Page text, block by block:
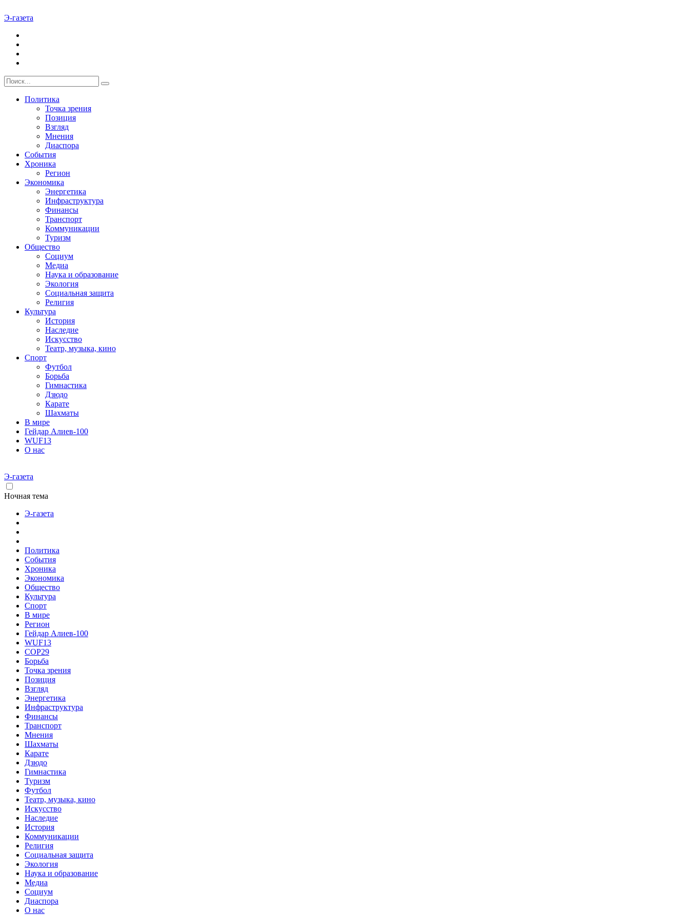
Э-газета
Политика
Точка зрения
Позиция
Взгляд
Мнения
Диаспора
События
Хроника
Регион
Экономика
Энергетика
Инфраструктура
Финансы
Транспорт
Коммуникации
Туризм
Общество
Социум
Медиа
Наука и образование
Экология
Социальная защита
Религия
Культура
История
Наследие
Искусство
Театр, музыка, кино
Спорт
Футбол
Борьба
Гимнастика
Дзюдо
Карате
Шахматы
В мире
Гейдар Алиев-100
WUF13
О нас
Э-газета
Ночная тема
Э-газета
Политика
События
Хроника
Экономика
Общество
Культура
Спорт
В мире
Регион
Гейдар Алиев-100
WUF13
COP29
Борьба
Точка зрения
Позиция
Взгляд
Энергетика
Инфраструктура
Финансы
Транспорт
Мнения
Шахматы
Карате
Дзюдо
Гимнастика
Туризм
Футбол
Театр, музыка, кино
Искусство
Наследие
История
Коммуникации
Религия
Социальная защита
Экология
Наука и образование
Медиа
Социум
Диаспора
О нас